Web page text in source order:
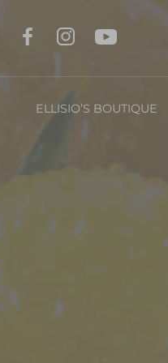
ELLISIO’S BOUTIQUE
FRUTTA